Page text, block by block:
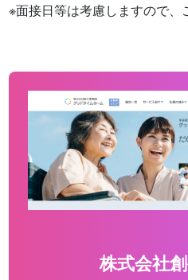
※面接日等は考慮しますので、
株式会社